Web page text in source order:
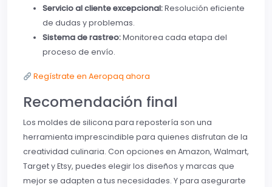
Servicio al cliente excepcional:Resolución eficiente
de dudas y problemas.
Sistema de rastreo:Monitorea cada etapa del
proceso de envío.
Regístrate en Aeropaq ahora
Recomendación final
Los moldes de silicona para repostería son una
herramienta imprescindible para quienes disfrutan de la
creatividad culinaria. Con opciones en Amazon, Walmart,
Target y Etsy, puedes elegir los diseños y marcas que
mejor se adapten a tus necesidades. Y para asegurarte